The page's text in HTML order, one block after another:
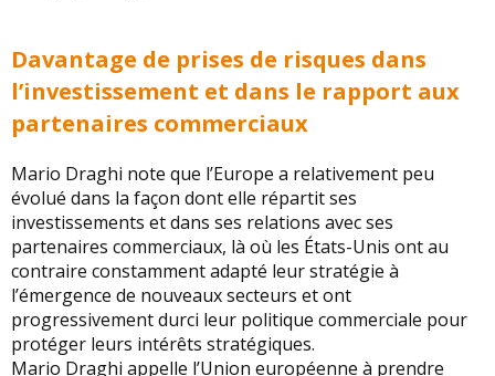
Davantage de prises de risques dans
l’investissement et dans le rapport aux
partenaires commerciaux
Mario Draghi note que l’Europe a relativement peu
évolué dans la façon dont elle répartit ses
investissements et dans ses relations avec ses
partenaires commerciaux, là où les États-Unis ont au
contraire constamment adapté leur stratégie à
l’émergence de nouveaux secteurs et ont
progressivement durci leur politique commerciale pour
protéger leurs intérêts stratégiques.
Mario Draghi appelle l’Union européenne à prendre